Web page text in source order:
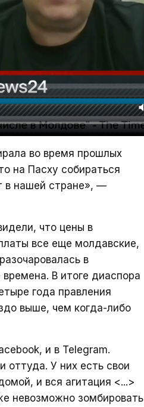
во время прошлых
на Пасху собираться
в нашей стране», —
что цены в
все еще молдавские,
в
В итоге диаспора
года правления
выше, чем когда-либо
и в Telegram.
оттуда. У них есть свои
и вся агитация <...>
невозможно зомбировать